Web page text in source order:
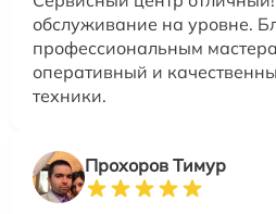
обслуживание на уровне.
профессиональным
оперативный и
техники.
Прохоров Тимур